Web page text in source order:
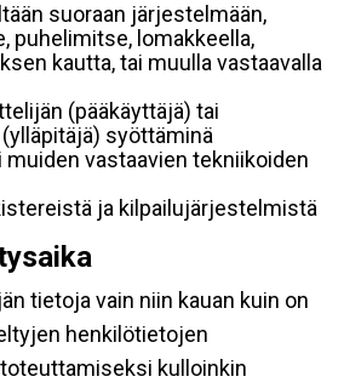
suoraan järjestelmään,
puhelimitse, lomakkeella,
kautta, tai muulla vastaavalla
(pääkäyttäjä) tai
syöttäminä
muiden vastaavien tekniikoiden
ja kilpailujärjestelmistä
tietoja vain niin kauan kuin on
henkilötietojen
kulloinkin